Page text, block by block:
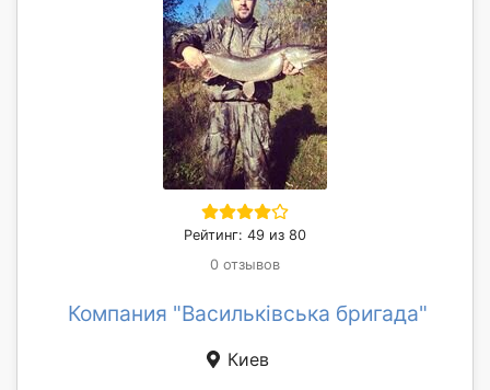
Рейтинг: 49 из 80
0 отзывов
Компания "Васильківська бригада"
Киев